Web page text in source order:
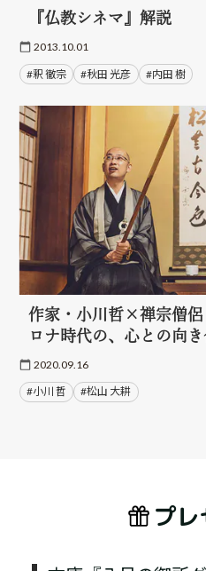
『仏教シネマ』解説
2013.10.01
#釈 徹宗 #秋田 光彦 #内田 樹
作家・小川哲×禅宗僧侶
ロナ時代の、心との向き
2020.09.16
#小川 哲 #松山 大耕
プ